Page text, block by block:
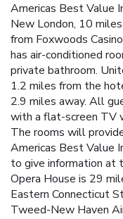
Americas Best Value
New London, 10
from Foxwoods
has air-conditioned
private bathroom.
1.2 miles from the
2.9 miles away. All
with a flat-screen TV
The rooms will
Americas Best Value
to give information at
Opera House is 29
Eastern Connecticut
Tweed-New Haven